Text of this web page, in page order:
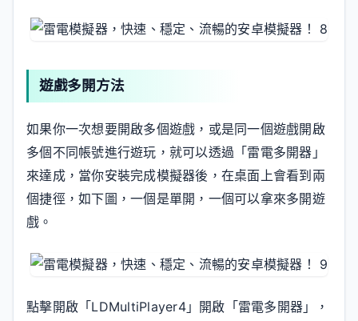
遊戲多開方法
如果你一次想要開啟多個遊戲，或是同一個遊戲開啟
多個不同帳號進行遊玩，就可以透過「雷電多開器」
來達成，當你安裝完成模擬器後，在桌面上會看到兩
個捷徑，如下圖，一個是單開，一個可以拿來多開遊
戲。
點擊開啟「LDMultiPlayer4」開啟「雷電多開器」，